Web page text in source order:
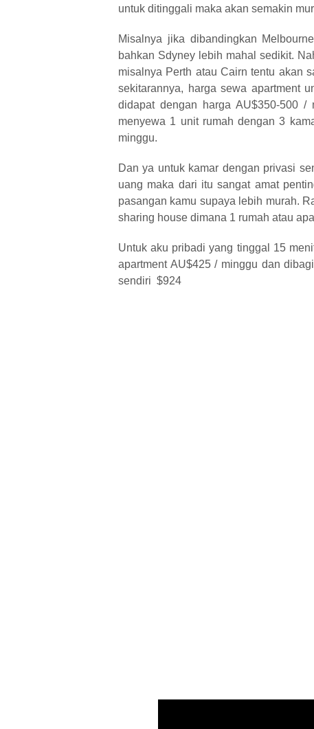
untuk ditinggali maka akan semakin
Misalnya jika dibandingkan
bahkan Sdyney lebih mahal sedikit.
misalnya Perth atau Cairn tentu akan
sekitarannya, harga sewa apartment
didapat dengan harga AU$350-500 /
menyewa 1 unit rumah dengan 3
minggu.
Dan ya untuk kamar dengan privasi
uang maka dari itu sangat amat
pasangan kamu supaya lebih murah.
sharing house dimana 1 rumah atau
Untuk aku pribadi yang tinggal 15
apartment AU$425 / minggu dan
sendiri $924